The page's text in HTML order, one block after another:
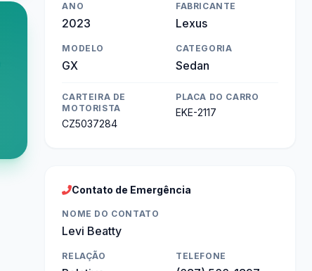
ANO
2023
FABRICANTE
Lexus
MODELO
GX
CATEGORIA
Sedan
CARTEIRA DE
MOTORISTA
CZ5037284
PLACA DO CARRO
EKE-2117
Contato de Emergência
NOME DO CONTATO
Levi Beatty
RELAÇÃO TELEFONE